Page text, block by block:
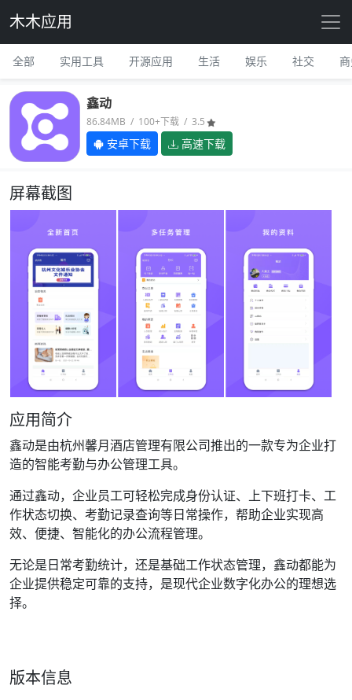
木木应用
全部 实用工具 开源应用 生活 娱乐 社交
鑫动
86.84MB / 100+下载 / 3.5
安卓下载 高速下载
屏幕截图
应用简介
鑫动是由杭州馨月酒店管理有限公司推出的一款专为企业打
造的智能考勤与办公管理工具。
通过鑫动，企业员工可轻松完成身份认证、上下班打卡、工
作状态切换、考勤记录查询等日常操作，帮助企业实现高
效、便捷、智能化的办公流程管理。
无论是日常考勤统计，还是基础工作状态管理，鑫动都能为
企业提供稳定可靠的支持，是现代企业数字化办公的理想选
择。
版本信息